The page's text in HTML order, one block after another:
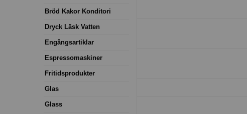
Bröd Kakor Konditori
Dryck Läsk Vatten
Engångsartiklar
Espressomaskiner
Fritidsprodukter
Glas
Glass